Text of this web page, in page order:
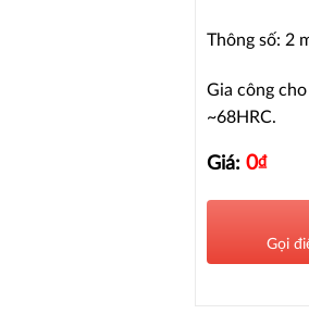
Thông số: 2
Gia công
~68HRC.
Giá: 0₫
Gọi